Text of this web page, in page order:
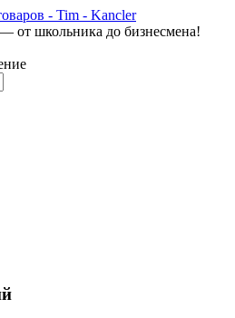
от школьника до бизнесмена!